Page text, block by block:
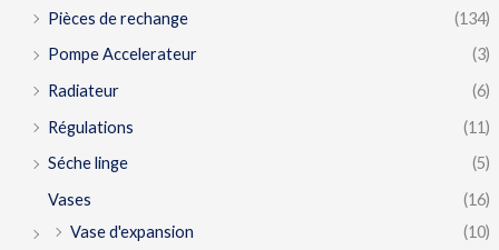
Pièces de rechange
(134)
Pompe Accelerateur
(3)
Radiateur
(6)
Régulations
(11)
Séche linge
(5)
Vases
(16)
Vase d'expansion
(10)